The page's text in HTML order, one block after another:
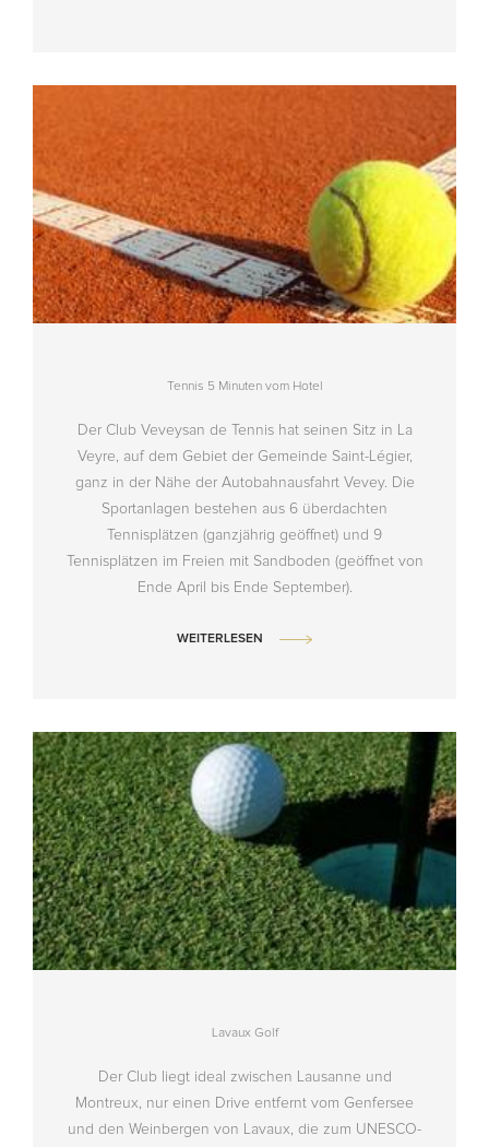
Tennis 5 Minuten vom Hotel
Der Club Veveysan de Tennis hat seinen Sitz in La
Veyre, auf dem Gebiet der Gemeinde Saint-Légier,
ganz in der Nähe der Autobahnausfahrt Vevey. Die
Sportanlagen bestehen aus 6 überdachten
Tennisplätzen (ganzjährig geöffnet) und 9
Tennisplätzen im Freien mit Sandboden (geöffnet von
Ende April bis Ende September).
WEITERLESEN
Lavaux Golf
Der Club liegt ideal zwischen Lausanne und
Montreux, nur einen Drive entfernt vom Genfersee
und den Weinbergen von Lavaux, die zum UNESCO-